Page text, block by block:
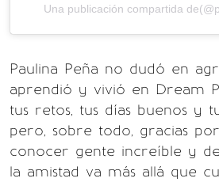
Una publicación compartida
Paulina Peña no dudó en
aprendió y vivió en Dream
tus retos, tus días buenos y
pero, sobre todo, gracias
conocer gente increíble y
la amistad va más allá que